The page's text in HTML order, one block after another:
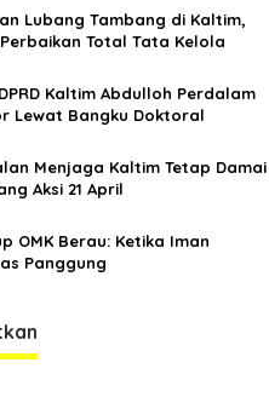
Lubang Tambang di Kaltim,
Total Tata Kelola
Kaltim Abdulloh Perdalam
Lewat Bangku Doktoral
Menjaga Kaltim Tetap
Aksi 21 April
OMK Berau: Ketika Iman
Panggung